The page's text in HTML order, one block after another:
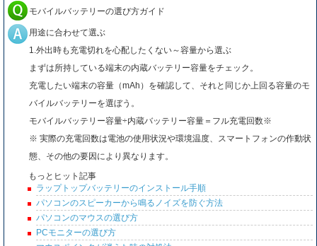
モバイルバッテリーの選び方ガイド
用途に合わせて選ぶ
1.外出時も充電切れを心配したくない～容量から選ぶ
まずは所持している端末の内蔵バッテリー容量をチェック。
充電したい端末の容量（mAh）を確認して、それと同じか上回る容量のモ
バイルバッテリーを選ぼう。
モバイルバッテリー容量÷内蔵バッテリー容量＝フル充電回数※
※ 実際の充電回数は電池の使用状況や環境温度、スマートフォンの作動状
態、その他の要因により異なります。
もっとヒット記事
ラップトップバッテリーのインストール手順
パソコンのスピーカーから鳴るノイズを防ぐ方法
パソコンのマウスの選び方
PCモニターの選び方